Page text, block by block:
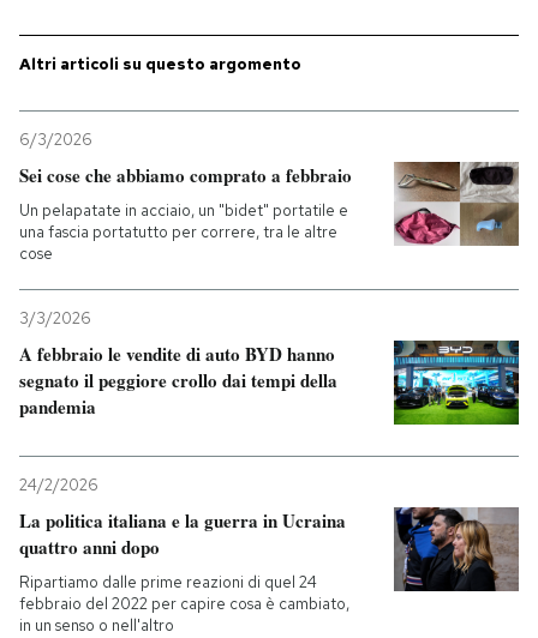
Altri articoli su questo argomento
6/3/2026
Sei cose che abbiamo comprato a febbraio
Un pelapatate in acciaio, un "bidet" portatile e
una fascia portatutto per correre, tra le altre
cose
3/3/2026
A febbraio le vendite di auto BYD hanno
segnato il peggiore crollo dai tempi della
pandemia
24/2/2026
La politica italiana e la guerra in Ucraina
quattro anni dopo
Ripartiamo dalle prime reazioni di quel 24
febbraio del 2022 per capire cosa è cambiato,
in un senso o nell'altro